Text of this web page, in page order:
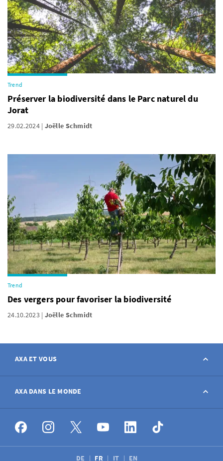
Trend
Préserver la biodiversité dans le Parc naturel du
Jorat
29.02.2024 Joëlle Schmidt
Trend
Des vergers pour favoriser la biodiversité
24.10.2023 Joëlle Schmidt
AXA ET VOUS
Contact
Déclarer sinistre
Postes à pourvoir
AXA DANS LE MONDE
AXA dans le monde
DE FR IT EN